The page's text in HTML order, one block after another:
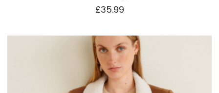
£35.99